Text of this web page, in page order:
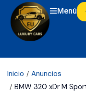
Menú
Inicio
Anuncios
BMW 320 xDr M